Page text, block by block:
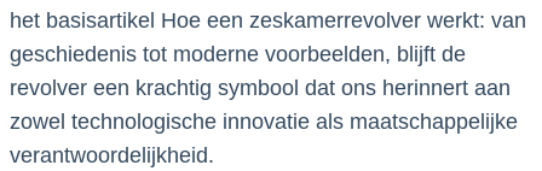
het basisartikel Hoe een zeskamerrevolver werkt: van
geschiedenis tot moderne voorbeelden, blijft de
revolver een krachtig symbool dat ons herinnert aan
zowel technologische innovatie als maatschappelijke
verantwoordelijkheid.